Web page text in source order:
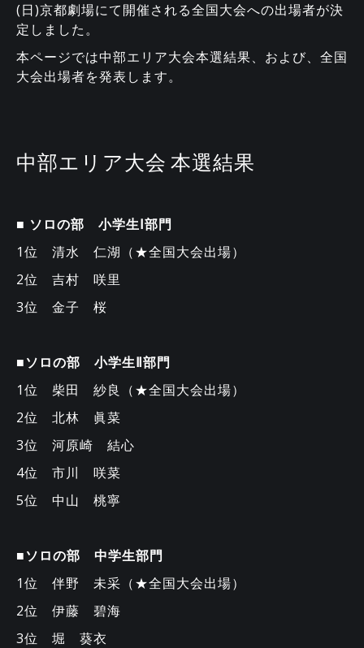
(日)京都劇場にて開催される全国大会への出場者が決
定しました。
本ページでは中部エリア大会本選結果、および、全国
大会出場者を発表します。
中部エリア大会 本選結果
■ ソロの部 小学生Ⅰ部門
1位 清水 仁湖（★全国大会出場）
2位 吉村 咲里
3位 金子 桜
■ソロの部 小学生Ⅱ部門
1位 柴田 紗良（★全国大会出場）
2位 北林 眞菜
3位 河原崎 結心
4位 市川 咲菜
5位 中山 桃寧
■ソロの部 中学生部門
1位 伴野 未采（★全国大会出場）
2位 伊藤 碧海
3位 堀 葵衣